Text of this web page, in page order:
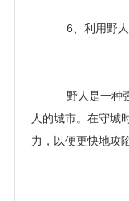
6、利用野人
野人是一种
人的城市。在守城
力，以便更快地攻